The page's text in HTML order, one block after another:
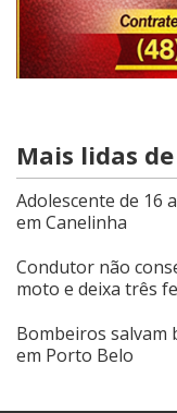
Mais lidas
Adolescente de 16
em Canelinha
Condutor não
moto e deixa três
Bombeiros salvam
em Porto Belo